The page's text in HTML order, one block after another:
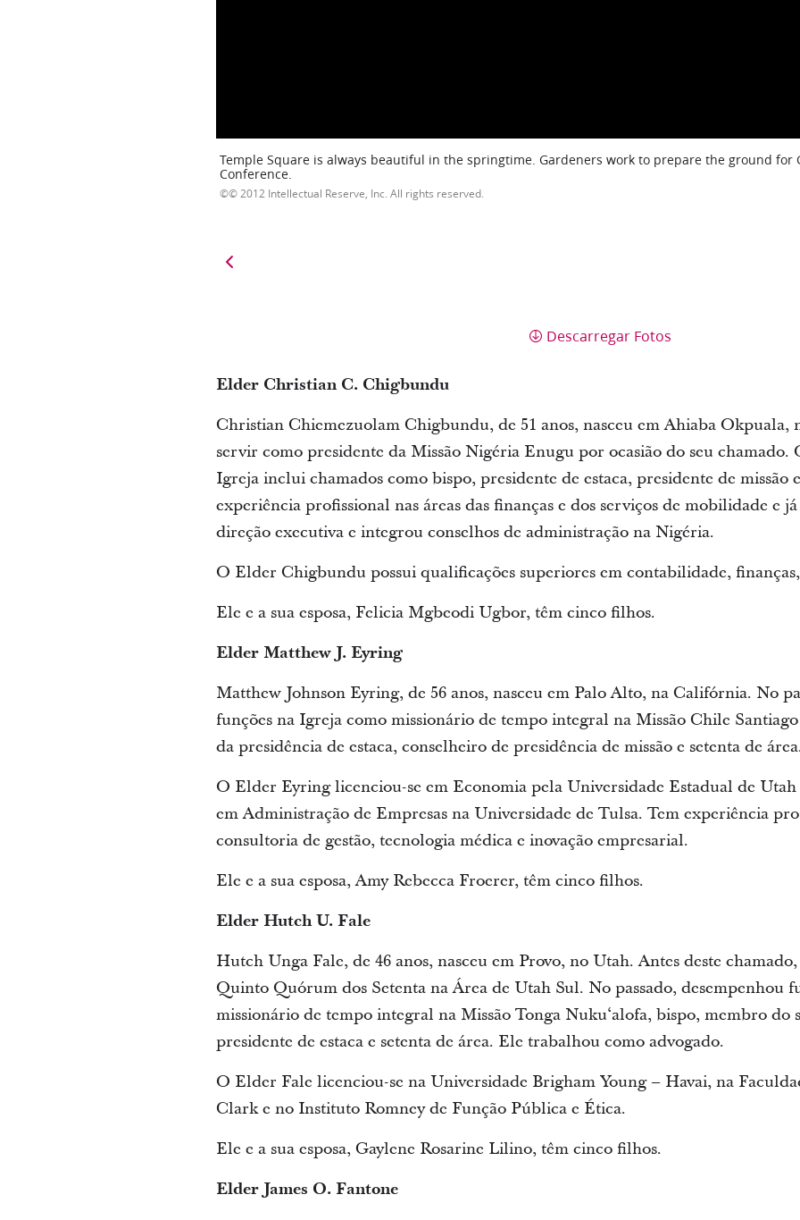
Temple Square is always beautiful in the springtime. Gardeners work to prepare the ground for
Conference.
© 2012 Intellectual Reserve, Inc. All rights reserved.
Descarregar Fotos
Elder Christian C. Chigbundu
Christian Chiemezuolam Chigbundu, de 51 anos, nasceu em Ahiaba Okpuala,
servir como presidente da Missão Nigéria Enugu por ocasião do seu chamado.
Igreja inclui chamados como bispo, presidente de estaca, presidente de missão
experiência profissional nas áreas das finanças e dos serviços de mobilidade e
direção executiva e integrou conselhos de administração na Nigéria.
O Elder Chigbundu possui qualificações superiores em contabilidade,
Ele e a sua esposa, Felicia Mgbeodi Ugbor, têm cinco filhos.
Elder Matthew J. Eyring
Matthew Johnson Eyring, de 56 anos, nasceu em Palo Alto, na Califórnia. No
funções na Igreja como missionário de tempo integral na Missão Chile
da presidência de estaca, conselheiro de presidência de missão e setenta de
O Elder Eyring licenciou-se em Economia pela Universidade Estadual de
em Administração de Empresas na Universidade de Tulsa. Tem experiência
consultoria de gestão, tecnologia médica e inovação empresarial.
Ele e a sua esposa, Amy Rebecca Froerer, têm cinco filhos.
Elder Hutch U. Fale
Hutch Unga Fale, de 46 anos, nasceu em Provo, no Utah. Antes deste
Quinto Quórum dos Setenta na Área de Utah Sul. No passado, desempenhou
missionário de tempo integral na Missão Tonga Nukuʻalofa, bispo, membro do
presidente de estaca e setenta de área. Ele trabalhou como advogado.
O Elder Fale licenciou-se na Universidade Brigham Young – Havai, na
Clark e no Instituto Romney de Função Pública e Ética.
Ele e a sua esposa, Gaylene Rosarine Lilino, têm cinco filhos.
Elder James O. Fantone